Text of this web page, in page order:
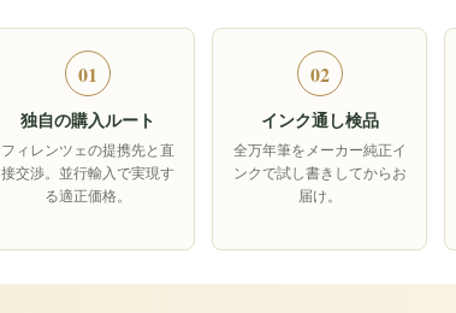
01
独自の購入ルート
フィレンツェの提携先と直
接交渉。並行輸入で実現す
る適正価格。
02
インク通し検品
全万年筆をメーカー純正イ
ンクで試し書きしてからお
届け。